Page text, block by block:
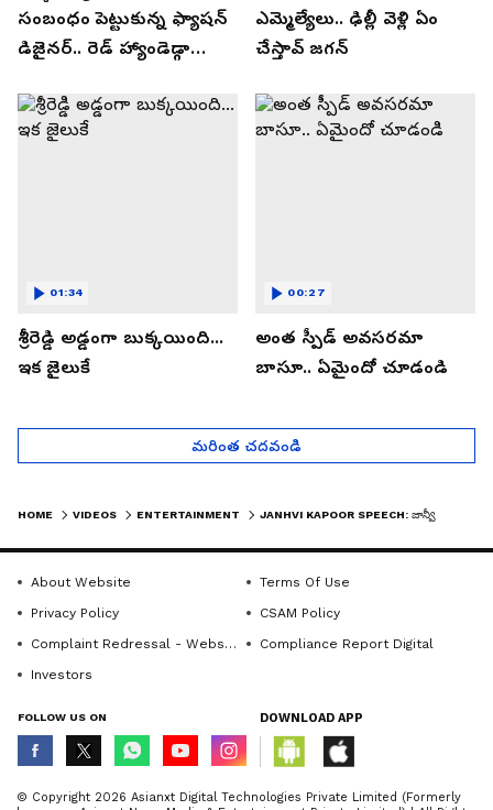
సంబంధం పెట్టుకున్న ఫ్యాషన్
డిజైనర్.. రెడ్ హ్యాండెడ్గా
ఎమ్మెల్యేలు.. ఢిల్లీ వెళ్లి ఏం
చేస్తావ్ జగన్
శ్రీరెడ్డి అడ్డంగా బుక్కయింది...
ఇక జైలుకే
01:34
అంత స్పీడ్ అవసరమా
బాసూ.. ఏమైందో చూడండి
00:27
మరింత చదవండి
HOME VIDEOS ENTERTAINMENT
About Website
Terms Of Use
Privacy Policy
CSAM Policy
Complaint Redressal - Website
Compliance Report Digital
Investors
FOLLOW US ON DOWNLOAD APP
© Copyright 2026 Asianxt Digital Technologies Private Limited (Formerly